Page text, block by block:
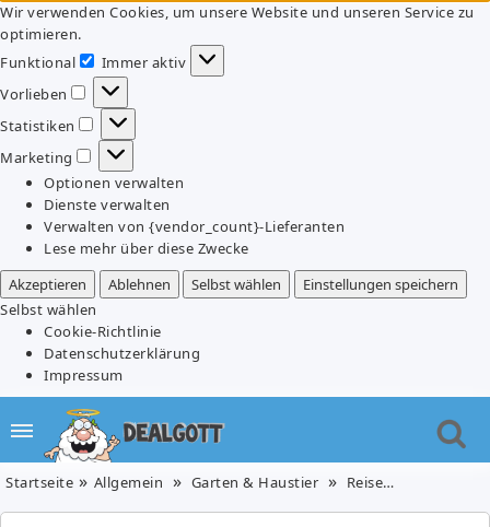
Wir verwenden Cookies, um unsere Website und unseren Service zu
optimieren.
Funktional
Funktional
Immer aktiv
Vorlieben
Vorlieben
Statistiken
Statistiken
Marketing
Marketing
Optionen verwalten
Dienste verwalten
Verwalten von {vendor_count}-Lieferanten
Lese mehr über diese Zwecke
Akzeptieren
Ablehnen Selbst wählen
Einstellungen speichern
Selbst wählen
Cookie-Richtlinie
Datenschutzerklärung
Impressum
Startseite Allgemein Garten & Haustier Reise/Hotel